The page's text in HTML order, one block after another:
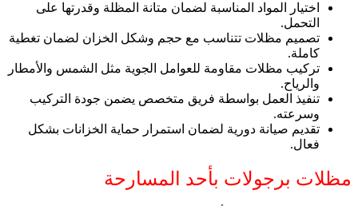
اختيار المواد المناسبة لضمان متانة المظلة وقدرتها على
التحمل.
تصميم مظلات تتناسب مع حجم وشكل الخزان لضمان تغطية
كاملة.
تركيب مظلات مقاومة للعوامل الجوية مثل الشمس والأمطار
والرياح.
تنفيذ العمل بواسطة فريق متخصص يضمن جودة التركيب
وسرعته.
تقديم صيانة دورية لضمان استمرار حماية الخزانات بشكل
فعال.
مظلات برجولات بأحد المسارحة